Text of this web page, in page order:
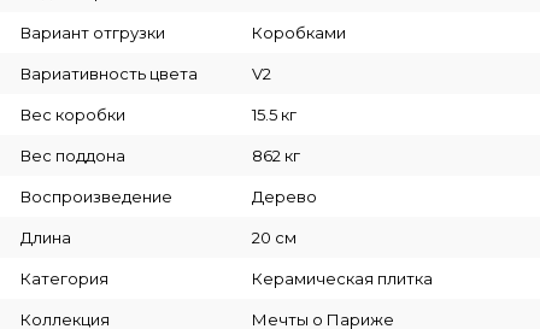
Вариант отгрузки Коробками
Вариативность цвета V2
Вес коробки 15.5 кг
Вес поддона 862 кг
Воспроизведение Дерево
Длина 20 см
Категория Керамическая плитка
Коллекция Мечты о Париже